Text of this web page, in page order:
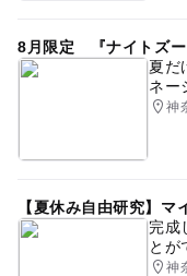
8月限定 『ナイトズー
夏だ
ネー
神
【夏休み自由研究】マ
完成
とが
神